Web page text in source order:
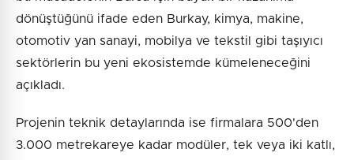
dönüştüğünü ifade eden Burkay, kimya, makine,
otomotiv yan sanayi, mobilya ve tekstil gibi taşıyıcı
sektörlerin bu yeni ekosistemde kümeleneceğini
açıkladı.
Projenin teknik detaylarında ise firmalara 500'den
3.000 metrekareye kadar modüler, tek veya iki katlı,